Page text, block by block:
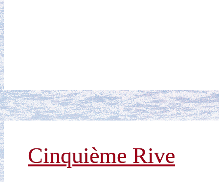
Cinquième Rive